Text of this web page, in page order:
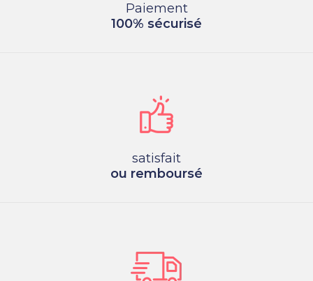
Paiement
100% sécurisé
satisfait
ou remboursé